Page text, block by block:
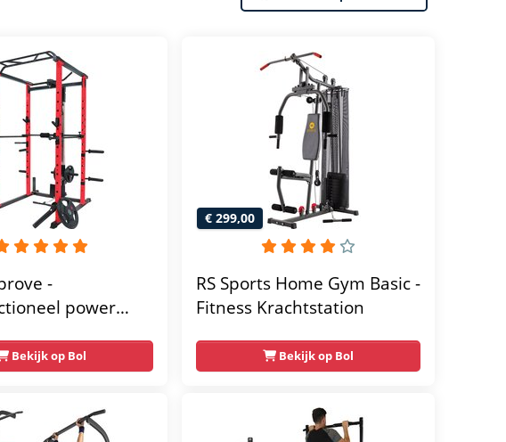
-
power
Bekijk op Bol
€ 299,00
RS Sports Home Gym Basic -
Fitness Krachtstation
Bekijk op Bol